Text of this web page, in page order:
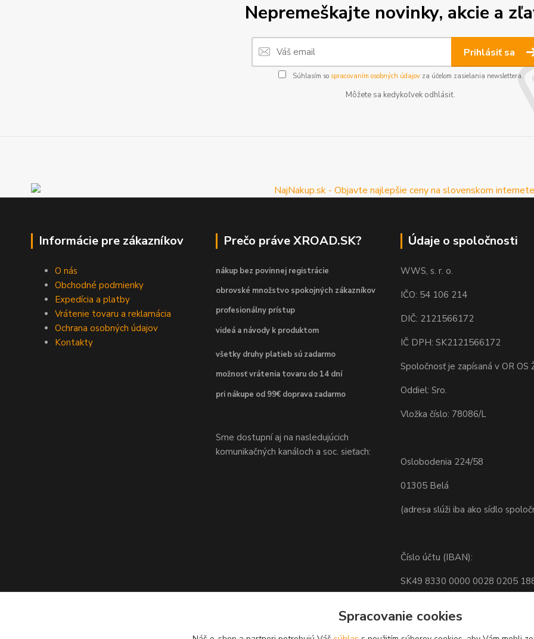
Nepremeškajte novinky, akcie a
Prihlásiť sa
Súhlasím so spracovaním osobných údajovza účelom zasielania newslettera.
Môžete sa kedykoľvek odhlásiť.
Informácie pre zákazníkov
O nás
Obchodné podmienky
Expedícia a platby
Vrátenie tovaru a reklamácia
Ochrana osobných údajov
Kontakty
Prečo práve XROAD.SK?
nákup bez povinnej registrácie
obrovské množstvo spokojných zákazníkov
profesionálny prístup
videá a návody k produktom
všetky druhy platieb sú zadarmo
možnosť vrátenia tovaru do 14 dní
pri nákupe od 99€ doprava zadarmo
Sme dostupní aj na nasledujúcich
komunikačných kanáloch a soc. sieťach:
Údaje o spoločnosti
WWS, s. r. o.
IČO: 54 106 214
DIČ: 2121566172
IČ DPH: SK2121566172
Spoločnosť je zapísaná v OR OS
Oddiel: Sro.
Vložka číslo: 78086/L
Oslobodenia 224/58
01305 Belá
(adresa slúži iba ako sídlo
Číslo účtu (IBAN):
SK49 8330 0000 0028 0205
Spracovanie cookies